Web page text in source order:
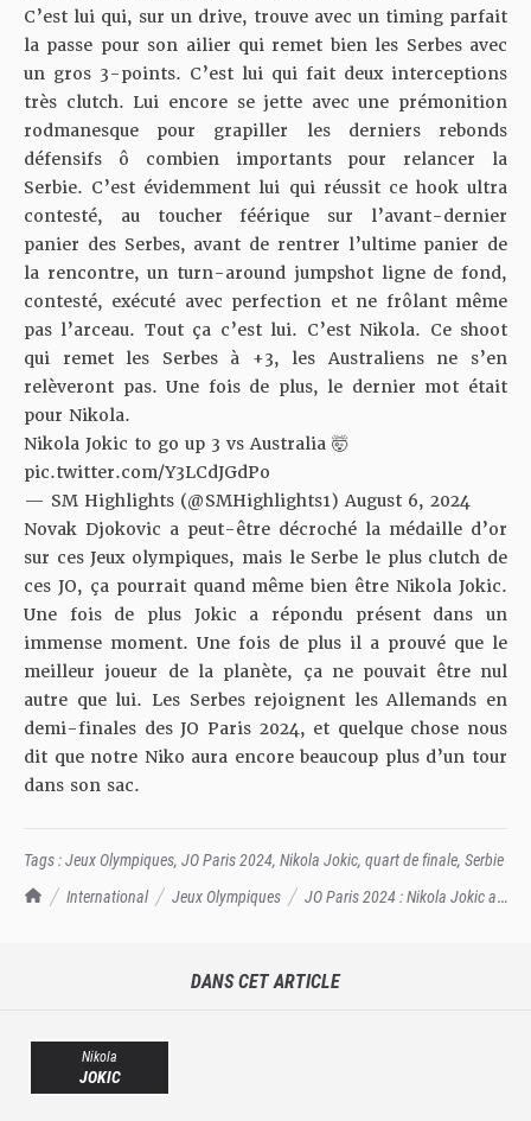
TrashTalk Actu NBA
International Jeux Olympiques
JO Paris 2024 : Nikola Jokic a
C’est lui qui, sur un drive, trouve avec un timing parfait
la passe pour son ailier qui remet bien les Serbes avec
un gros 3-points. C’est lui qui fait deux interceptions
très clutch. Lui encore se jette avec une prémonition
rodmanesque pour grapiller les derniers rebonds
défensifs ô combien importants pour relancer la
Serbie. C’est évidemment lui qui réussit ce hook ultra
contesté, au toucher féérique sur l’avant-dernier
panier des Serbes, avant de rentrer l’ultime panier de
la rencontre, un turn-around jumpshot ligne de fond,
contesté, exécuté avec perfection et ne frôlant même
pas l’arceau. Tout ça c’est lui. C’est Nikola. Ce shoot
qui remet les Serbes à +3, les Australiens ne s’en
relèveront pas. Une fois de plus, le dernier mot était
pour Nikola.
Nikola Jokic to go up 3 vs Australia 🤯
pic.twitter.com/Y3LCdJGdPo
— SM Highlights (@SMHighlights1) August 6, 2024
Novak Djokovic a peut-être décroché la médaille d’or
sur ces Jeux olympiques, mais le Serbe le plus clutch de
ces JO, ça pourrait quand même bien être Nikola Jokic.
Une fois de plus Jokic a répondu présent dans un
immense moment. Une fois de plus il a prouvé que le
meilleur joueur de la planète, ça ne pouvait être nul
autre que lui. Les Serbes rejoignent les Allemands en
demi-finales des JO Paris 2024, et quelque chose nous
dit que notre Niko aura encore beaucoup plus d’un tour
dans son sac.
Tags :Jeux Olympiques, JO Paris 2024, Nikola Jokic, quart de finale, Serbie
DANS CET ARTICLE
Nikola
JOKIC